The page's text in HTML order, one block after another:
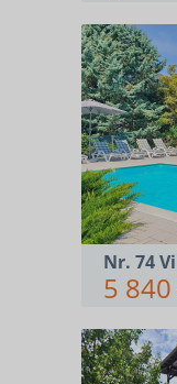
Nr. 74
5 840